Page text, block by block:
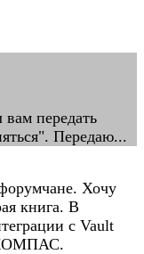
передать
Передаю...
Хочу
книга. В
с Vault
КОМПАС.